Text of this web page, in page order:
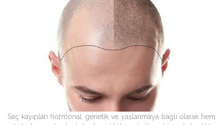
Saç kayıpları hormonal, genetik ve yaşlanmaya bağlı olarak hem